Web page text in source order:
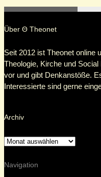
Über Θ Theonet
Seit 2012 ist Theonet online
Theologie, Kirche und
vor und gibt Denkanstöße.
Interessierte sind gerne
Archiv
Navigation